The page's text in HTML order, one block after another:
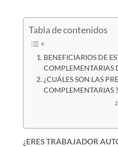
Tabla de contenidos
BENEFICIARIOS DE
COMPLEMENTARIAS
¿CUÁLES SON LAS
COMPLEMENTARIAS ?
¿ERES TRABAJADOR